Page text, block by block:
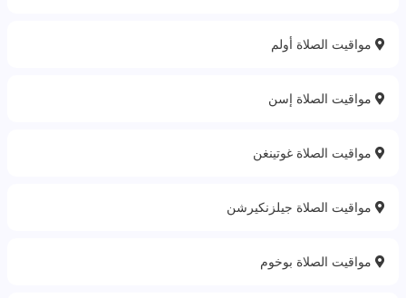
مواقيت الصلاة أولم
مواقيت الصلاة إسن
مواقيت الصلاة غوتينغن
مواقيت الصلاة جيلزنكيرشن
مواقيت الصلاة بوخوم